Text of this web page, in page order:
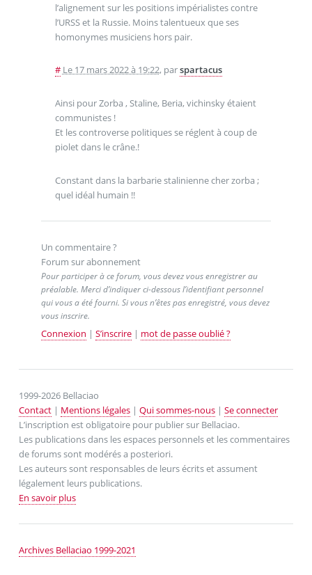
l’alignement sur les positions impérialistes contre
l’URSS et la Russie. Moins talentueux que ses
homonymes musiciens hors pair.
# Le 17 mars 2022 à 19:22, parspartacus
Ainsi pour Zorba , Staline, Beria, vichinsky étaient
communistes !
Et les controverse politiques se réglent à coup de
piolet dans le crâne.!
Constant dans la barbarie stalinienne cher zorba ;
quel idéal humain !!
Un commentaire ?
Forum sur abonnement
Pour participer à ce forum, vous devez vous enregistrer au
préalable. Merci d’indiquer ci-dessous l’identifiant personnel
qui vous a été fourni. Si vous n’êtes pas enregistré, vous devez
vous inscrire.
Connexion | S’inscrire| mot de passe oublié ?
1999-2026 Bellaciao
Contact| Mentions légales| Qui sommes-nous| Se connecter
L’inscription est obligatoire pour publier sur Bellaciao.
Les publications dans les espaces personnels et les commentaires
de forums sont modérés a posteriori.
Les auteurs sont responsables de leurs écrits et assument
légalement leurs publications.
En savoir plus
Archives Bellaciao 1999-2021